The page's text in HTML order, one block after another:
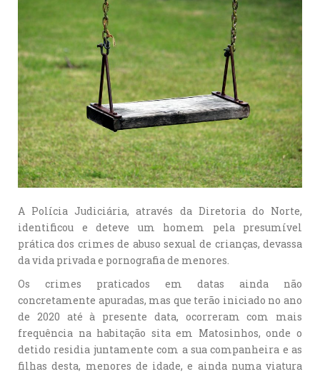
A Polícia Judiciária, através da Diretoria do Norte,
identificou e deteve um homem pela presumível
prática dos crimes de abuso sexual de crianças, devassa
da vida privada e pornografia de menores.
Os crimes praticados em datas ainda não
concretamente apuradas, mas que terão iniciado no ano
de 2020 até à presente data, ocorreram com mais
frequência na habitação sita em Matosinhos, onde o
detido residia juntamente com a sua companheira e as
filhas desta, menores de idade, e ainda numa viatura